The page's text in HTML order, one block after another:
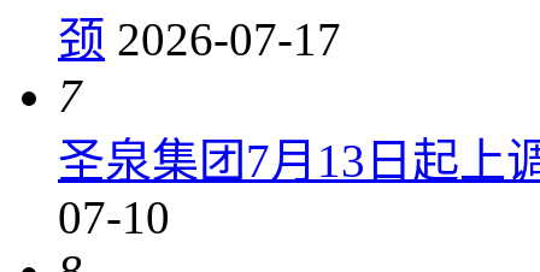
颈 2026-07-17
7
圣泉集团7月13日起上
07-10